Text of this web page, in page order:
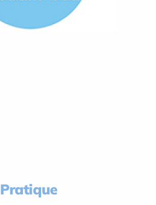
Pratique